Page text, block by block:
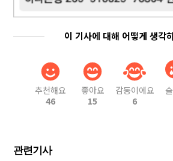
이 기사에 대해 어떻게 생각
추천해요
46
좋아요
15
감동이에요
6
관련기사